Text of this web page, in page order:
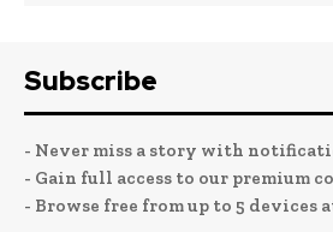
Subscribe
- Never miss a story with
- Gain full access to our premium
- Browse free from up to 5 devices